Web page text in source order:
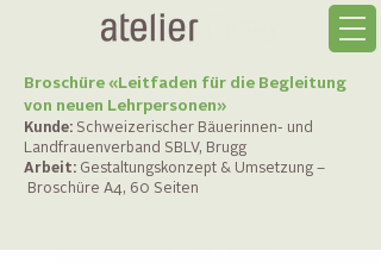
Broschüre «Leitfaden für die Begleitung
von neuen Lehrpersonen»
Kunde: Schweizerischer Bäuerinnen- und
Landfrauenverband SBLV, Brugg
Arbeit: Gestaltungskonzept & Umsetzung –
Broschüre A4, 60 Seiten